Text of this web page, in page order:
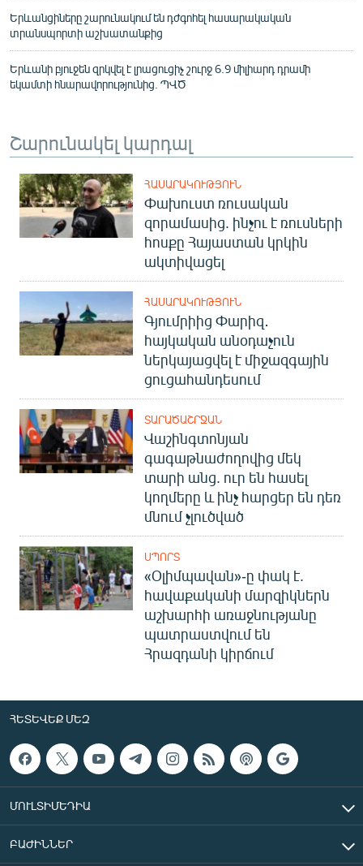
Երևանցիները շարունակում են դժգոհել հասարակական
տրանսպորտի աշխատանքից
Երևանի բյուջեն զրկվել է լրացուցիչ շուրջ 6.9 միլիարդ դրամի
եկամտի հնարավորությունից. ՊՎԾ
Շարունակել կարդալ
ՀԱՍԱՐԱԿՈՒԹՅՈՒՆ
Փախուստ ռուսական
զորամասից. ինչու է ռուսների
հոսքը Հայաստան կրկին
ակտիվացել
ՀԱՍԱՐԱԿՈՒԹՅՈՒՆ
Գյումրիից Փարիզ․
հայկական անօդաչուն
ներկայացվել է միջազգային
ցուցահանդեսում
ՏԱՐԱԾԱՇՐՋԱՆ
Վաշինգտոնյան
գագաթնաժողովից մեկ
տարի անց. ուր են հասել
կողմերը և ինչ հարցեր են դեռ
մնում չլուծված
ՍՊՈՐՏ
«Օլիմպավան»-ը փակ է.
հավաքականի մարզիկներն
աշխարհի առաջնությանը
պատրաստվում են
Հրազդանի կիրճում
ՀԵՏԵՎԵՔ ՄԵԶ
ՄՈՒԼՏԻՄԵԴԻԱ
ԲԱԺԻՆՆԵՐ